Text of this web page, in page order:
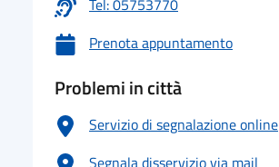
Tel: 05753770
Prenota appuntamento
Problemi in città
Servizio di segnalazione online
Segnala disservizio via mail